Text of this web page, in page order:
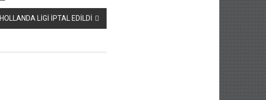
HOLLANDA LİGİ İPTAL EDİLDİ